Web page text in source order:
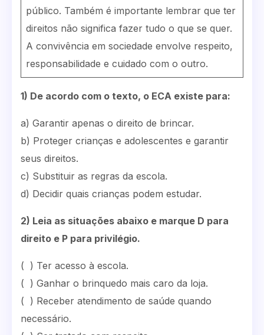
público. Também é importante lembrar que ter
direitos não significa fazer tudo o que se quer.
A convivência em sociedade envolve respeito,
responsabilidade e cuidado com o outro.
1) De acordo com o texto, o ECA existe para:
a) Garantir apenas o direito de brincar.
b) Proteger crianças e adolescentes e garantir
seus direitos.
c) Substituir as regras da escola.
d) Decidir quais crianças podem estudar.
2) Leia as situações abaixo e marque D para
direito e P para privilégio.
( ) Ter acesso à escola.
( ) Ganhar o brinquedo mais caro da loja.
( ) Receber atendimento de saúde quando
necessário.